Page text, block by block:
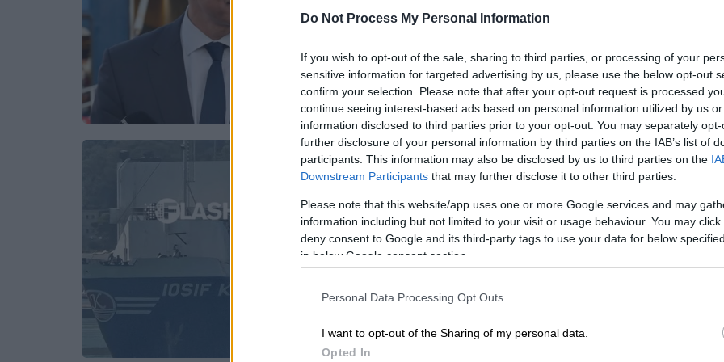
Do Not Process My Personal Information
If you wish to opt-out of the sale, sharing to third parties, or processing of your
sensitive information for targeted advertising by us, please use the below opt-out
confirm your selection. Please note that after your opt-out request is processed
continue seeing interest-based ads based on personal information utilized by us
information disclosed to third parties prior to your opt-out. You may separately
further disclosure of your personal information by third parties on the IAB’s list of
participants. This information may also be disclosed by us to third parties on the
Downstream Participants that may further disclose it to other third parties.
Please note that this website/app uses one or more Google services and may
information including but not limited to your visit or usage behaviour. You may
deny consent to Google and its third-party tags to use your data for below
in below Google consent section.
Personal Data Processing Opt Outs
I want to opt-out of the Sharing of my personal data.
Opted In
καμία ανοχή»
Η ανάρτηση του υπουργού Ναυτιλίας
και Νησιωτικής Πολιτικής
Ελλάδα |21.07.2026 11:30
Ατύχημα στο λιμάνι της Σούδας:
Εμπορικό πλοίο συγκρούστηκε με
επιβατικό - Καρέ καρέ η στιγμή σε
βίντεο
Δεν υπήρξε κάποιος τραυματισμός